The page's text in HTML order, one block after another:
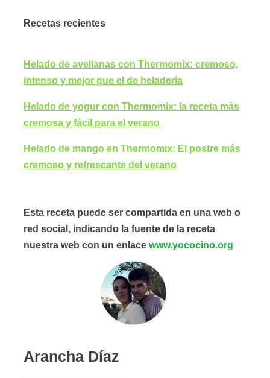
Recetas recientes
Helado de avellanas con Thermomix: cremoso,
intenso y mejor que el de heladería
Helado de yogur con Thermomix: la receta más
cremosa y fácil para el verano
Helado de mango en Thermomix: El postre más
cremoso y refrescante del verano
Esta receta puede ser compartida en una web o
red social, indicando la fuente de la receta
nuestra web con un enlace www.yococino.org
Arancha Díaz